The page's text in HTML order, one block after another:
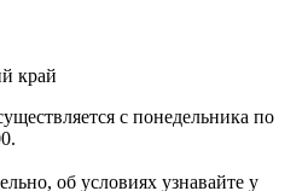
край
с понедельника по
об условиях узнавайте у